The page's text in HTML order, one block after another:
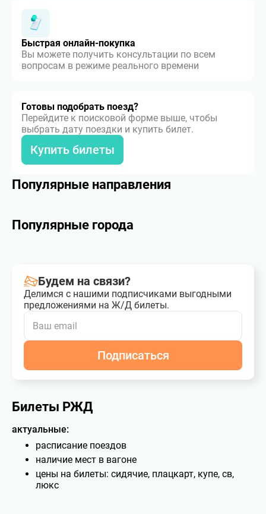
Быстрая онлайн-покупка
Вы можете получить консультации по всем
вопросам в режиме реального времени
Готовы подобрать поезд?
Перейдите к поисковой форме выше, чтобы
выбрать дату поездки и купить билет.
Купить билеты
Популярные направления
Популярные города
Будем на связи?
Делимся с нашими подписчиками выгодными
предложениями на Ж/Д билеты.
Подписаться
Билеты РЖД
актуальные:
расписание поездов
наличие мест в вагоне
цены на билеты: сидячие, плацкарт, купе, св,
люкс